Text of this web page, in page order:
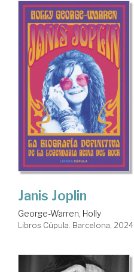
Janis Joplin
George-Warren, Holly
Libros Cúpula. Barcelona, 2024